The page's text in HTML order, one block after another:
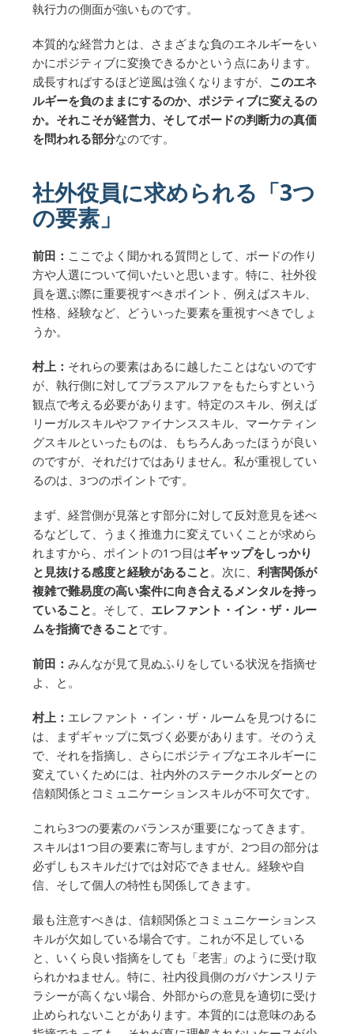
執行力の側面が強いものです。
本質的な経営力とは、さまざまな負のエネルギーをい
かにポジティブに変換できるかという点にあります。
成長すればするほど逆風は強くなりますが、 このエネ
ルギーを負のままにするのか、ポジティブに変えるの
か。それこそが経営力、そしてボードの判断力の真価
を問われる部分なのです。
社外役員に求められる「3つ
の要素」
前田： ここでよく聞かれる質問として、ボードの作り
方や人選について伺いたいと思います。特に、社外役
員を選ぶ際に重要視すべきポイント、例えばスキル、
性格、経験など、どういった要素を重視すべきでしょ
うか。
村上： それらの要素はあるに越したことはないのです
が、執行側に対してプラスアルファをもたらすという
観点で考える必要があります。特定のスキル、例えば
リーガルスキルやファイナンススキル、マーケティン
グスキルといったものは、もちろんあったほうが良い
のですが、それだけではありません。私が重視してい
るのは、3つのポイントです。
まず、経営側が見落とす部分に対して反対意見を述べ
るなどして、うまく推進力に変えていくことが求めら
れますから、ポイントの1つ目はギャップをしっかり
と見抜ける感度と経験があること。次に、 利害関係が
複雑で難易度の高い案件に向き合えるメンタルを持っ
ていること。そして、 エレファント・イン・ザ・ルー
ムを指摘できることです。
前田： みんなが見て見ぬふりをしている状況を指摘せ
よ、と。
村上： エレファント・イン・ザ・ルームを見つけるに
は、まずギャップに気づく必要があります。そのうえ
で、それを指摘し、さらにポジティブなエネルギーに
変えていくためには、社内外のステークホルダーとの
信頼関係とコミュニケーションスキルが不可欠です。
これら3つの要素のバランスが重要になってきます。
スキルは1つ目の要素に寄与しますが、2つ目の部分は
必ずしもスキルだけでは対応できません。経験や自
信、そして個人の特性も関係してきます。
最も注意すべきは、信頼関係とコミュニケーションス
キルが欠如している場合です。これが不足している
と、いくら良い指摘をしても「老害」のように受け取
られかねません。特に、社内役員側のガバナンスリテ
ラシーが高くない場合、外部からの意見を適切に受け
止められないことがあります。本質的には意味のある